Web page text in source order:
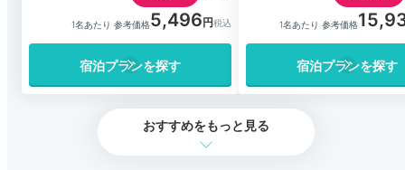
1名あたり 参考価格5,496
宿泊プランを探す
1名あたり 参考価格
宿泊プランを探す
おすすめをもっと見る